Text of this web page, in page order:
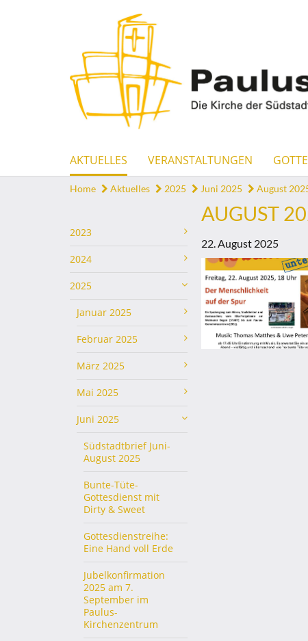
AKTUELLES VERANSTALTUNGEN
Home Aktuelles 2025 Juni 2025 August
2023
2024
2025
Januar 2025
Februar 2025
März 2025
Mai 2025
Juni 2025
Südstadtbrief Juni-
August 2025
Bunte-Tüte-
Gottesdienst mit
Dirty & Sweet
Gottesdienstreihe:
Eine Hand voll Erde
Jubelkonfirmation
2025 am 7.
September im
Paulus-
Kirchenzentrum
AUGUST
22. August 2025